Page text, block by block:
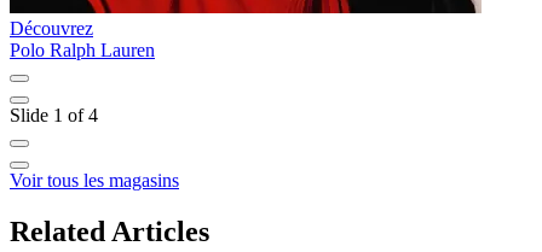
Découvrez
Polo Ralph Lauren
Slide 1 of 4
Voir tous les magasins
Related Articles